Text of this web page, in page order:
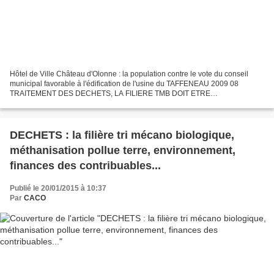
Hôtel de Ville Château d'Olonne : la population contre le vote du conseil
municipal favorable à l'édification de l'usine du TAFFENEAU 2009 08
TRAITEMENT DES DECHETS, LA FILIERE TMB DOIT ETRE
elles...
DECHETS : la filière tri mécano biologique,
méthanisation pollue terre, environnement,
finances des contribuables...
Publié le 20/01/2015 à 10:37
Par CACO